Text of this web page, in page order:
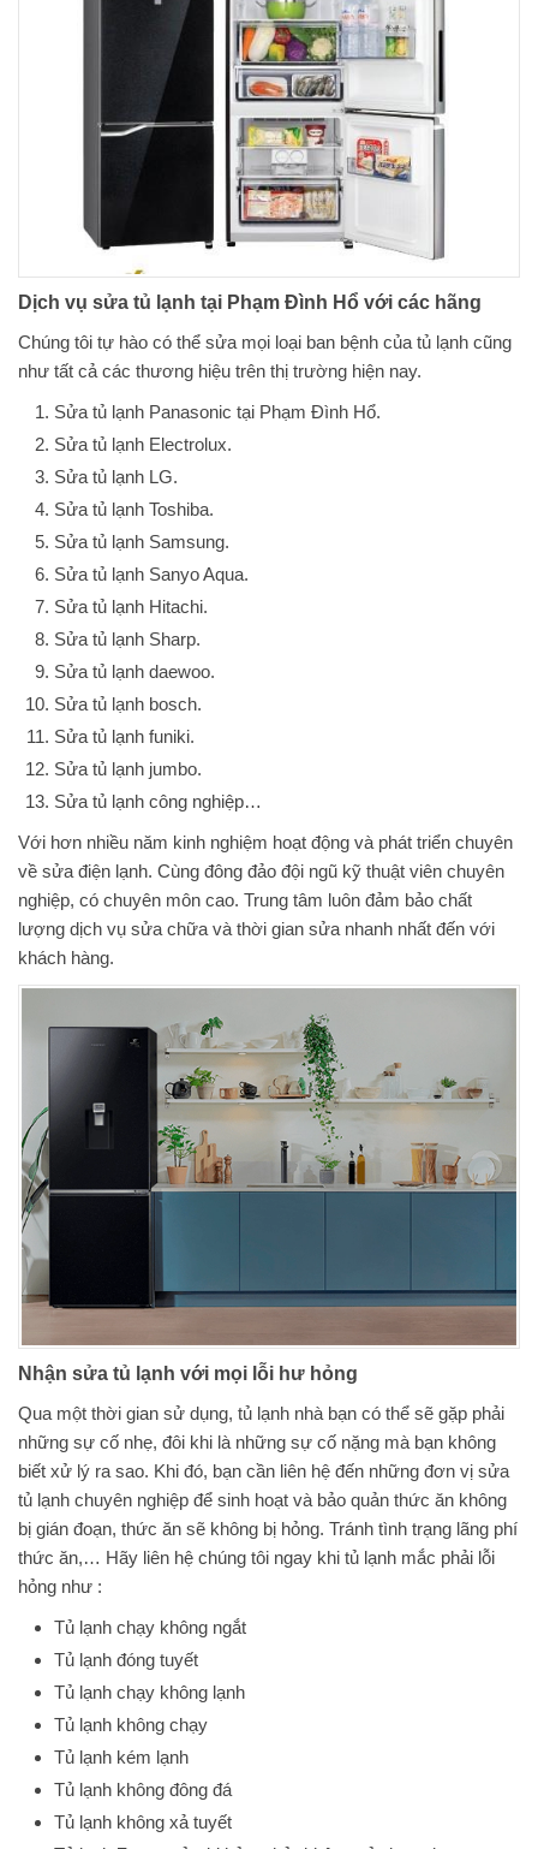
Dịch vụ sửa tủ lạnh tại Phạm Đình Hổ với các hãng
Chúng tôi tự hào có thể sửa mọi loại ban bệnh của tủ lạnh cũng
như tất cả các thương hiệu trên thị trường hiện nay.
Sửa tủ lạnh Panasonic tại Phạm Đình Hổ.
Sửa tủ lạnh Electrolux.
Sửa tủ lạnh LG.
Sửa tủ lạnh Toshiba.
Sửa tủ lạnh Samsung.
Sửa tủ lạnh Sanyo Aqua.
Sửa tủ lạnh Hitachi.
Sửa tủ lạnh Sharp.
Sửa tủ lạnh daewoo.
Sửa tủ lạnh bosch.
Sửa tủ lạnh funiki.
Sửa tủ lạnh jumbo.
Sửa tủ lạnh công nghiệp…
Với hơn nhiều năm kinh nghiệm hoạt động và phát triển chuyên
về sửa điện lạnh. Cùng đông đảo đội ngũ kỹ thuật viên chuyên
nghiệp, có chuyên môn cao. Trung tâm luôn đảm bảo chất
lượng dịch vụ sửa chữa và thời gian sửa nhanh nhất đến với
khách hàng.
Nhận sửa tủ lạnh với mọi lỗi hư hỏng
Qua một thời gian sử dụng, tủ lạnh nhà bạn có thể sẽ gặp phải
những sự cố nhẹ, đôi khi là những sự cố nặng mà bạn không
biết xử lý ra sao. Khi đó, bạn cần liên hệ đến những đơn vị sửa
tủ lạnh chuyên nghiệp để sinh hoạt và bảo quản thức ăn không
bị gián đoạn, thức ăn sẽ không bị hỏng. Tránh tình trạng lãng phí
thức ăn,… Hãy liên hệ chúng tôi ngay khi tủ lạnh mắc phải lỗi
hỏng như :
Tủ lạnh chạy không ngắt
Tủ lạnh đóng tuyết
Tủ lạnh chạy không lạnh
Tủ lạnh không chạy
Tủ lạnh kém lạnh
Tủ lạnh không đông đá
Tủ lạnh không xả tuyết